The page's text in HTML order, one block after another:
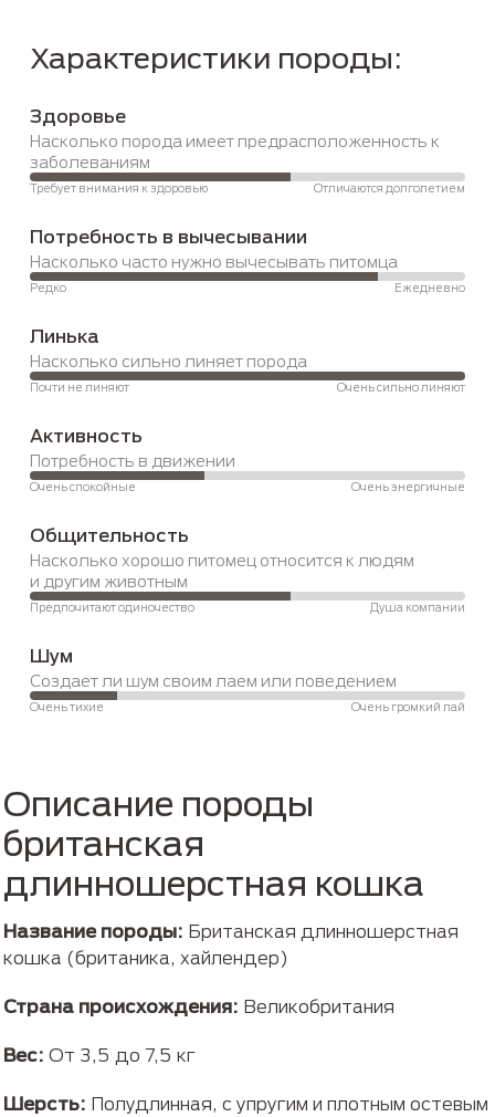
Характеристики породы:
Здоровье
Насколько порода имеет предрасположенность к
заболеваниям
Требует внимания к здоровью Отличаются долголетием
Потребность в вычесывании
Насколько часто нужно вычесывать питомца
Редко Ежедневно
Линька
Насколько сильно линяет порода
Почти не линяют Очень сильно линяют
Активность
Потребность в движении
Очень спокойные Очень энергичные
Общительность
Насколько хорошо питомец относится к людям
и другим животным
Предпочитают одиночество Душа компании
Шум
Создает ли шум своим лаем или поведением
Очень тихие Очень громкий лай
Описание породы
британская
длинношерстная кошка
Название породы: Британская длинношерстная
кошка (британика, хайлендер)
Страна происхождения: Великобритания
Вес: От 3,5 до 7,5 кг
Шерсть: Полудлинная, с упругим и плотным остевым